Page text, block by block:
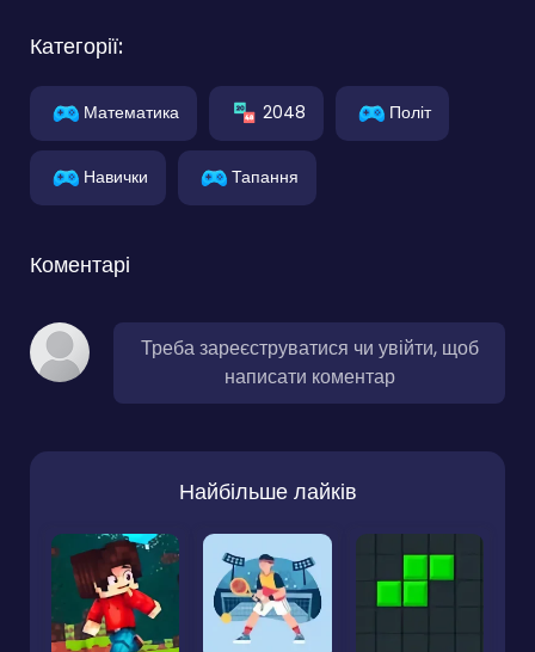
Категорії:
Математика 2048 Політ
Навички Тапання
Коментарі
Треба зареєструватися чи увійти, щоб
написати коментар
Найбільше лайків